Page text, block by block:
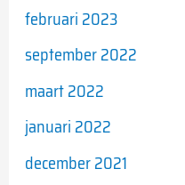
februari 2023
september 2022
maart 2022
januari 2022
december 2021